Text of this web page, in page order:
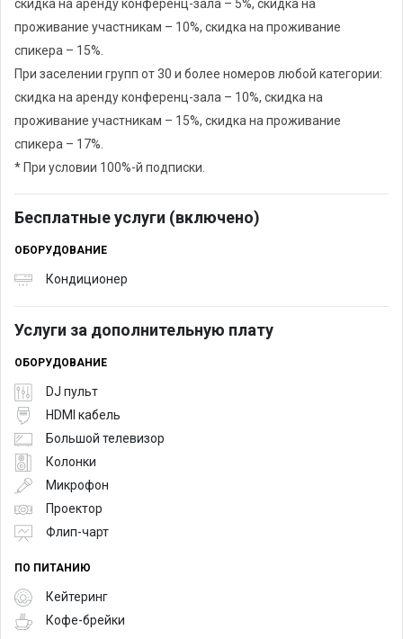
скидка на аренду конференц-зала – 5%, скидка на
проживание участникам – 10%, скидка на проживание
спикера – 15%.
При заселении групп от 30 и более номеров любой категории:
скидка на аренду конференц-зала – 10%, скидка на
проживание участникам – 15%, скидка на проживание
спикера – 17%.
* При условии 100%-й подписки.
Бесплатные услуги (включено)
ОБОРУДОВАНИЕ
Кондиционер
Услуги за дополнительную плату
ОБОРУДОВАНИЕ
DJ пульт
HDMI кабель
Большой телевизор
Колонки
Микрофон
Проектор
Флип-чарт
ПО ПИТАНИЮ
Кейтеринг
Кофе-брейки